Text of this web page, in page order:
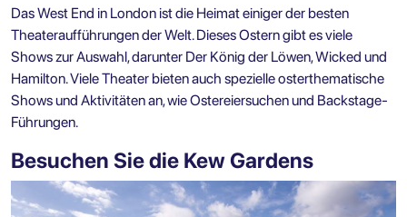
Das West End in London ist die Heimat einiger der besten
Theateraufführungen der Welt. Dieses Ostern gibt es viele
Shows zur Auswahl, darunter Der König der Löwen, Wicked und
Hamilton. Viele Theater bieten auch spezielle osterthematische
Shows und Aktivitäten an, wie Ostereiersuchen und Backstage-
Führungen.
Besuchen Sie die Kew Gardens